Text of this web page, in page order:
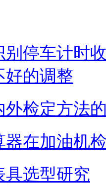
停车计时
好的调整
检定方法
在加油机
选型研究